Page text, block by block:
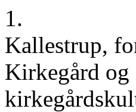
1.
Kallestrup,
Kirkegård og